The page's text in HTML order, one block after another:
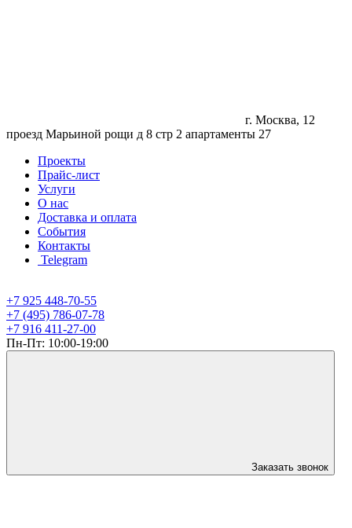
г. Москва, 12
проезд Марьиной рощи д 8 стр 2 апартаменты 27
Проекты
Прайс-лист
Услуги
О нас
Доставка и оплата
События
Контакты
Telegram
+7 925 448-70-55
+7 (495) 786-07-78
+7 916 411-27-00
Пн-Пт: 10:00-19:00
Заказать звонок